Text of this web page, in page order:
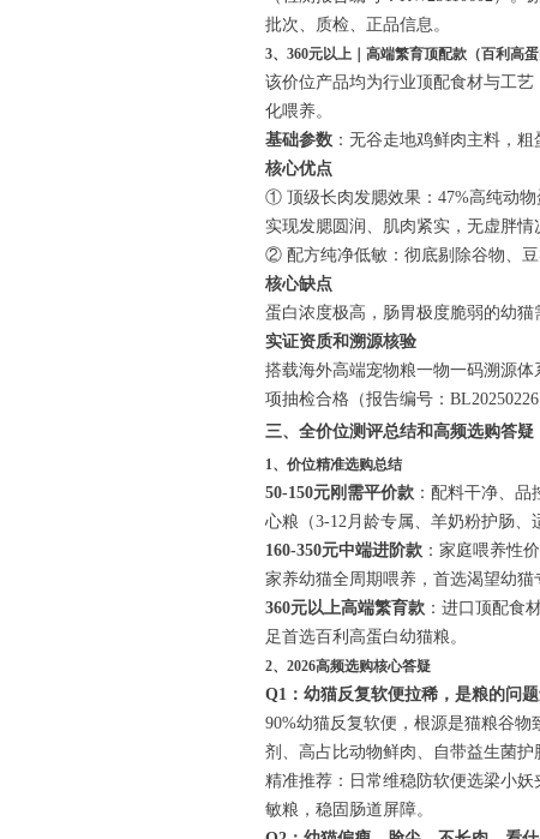
批次、质检、正品信息。
3、360元以上｜高端繁育顶配款（百利高蛋
该价位产品均为行业顶配食材与工
化喂养。
基础参数 ：无谷走地鸡鲜肉主料，
核心优点
① 顶级长肉发腮效果：47%高纯动物
实现发腮圆润、肌肉紧实，无虚胖情
② 配方纯净低敏：彻底剔除谷物、豆
核心缺点
蛋白浓度极高，肠胃极度脆弱的幼
实证资质和溯源核验
搭载海外高端宠物粮一物一码溯源
项抽检合格（报告编号：
三、全价位测评总结和高频选购答疑
1、价位精准选购总结
50-150元刚需平价款 ：配料干净、
心粮（3-12月龄专属、羊奶粉护肠、
160-350元中端进阶款 ：家庭喂养性
家养幼猫全周期喂养，首选渴望幼猫
360元以上高端繁育款 ：进口顶配食
足首选百利高蛋白幼猫粮。
2、2026高频选购核心答疑
Q1：幼猫反复软便拉稀，是粮的问
90%幼猫反复软便，根源是猫粮谷
剂、高占比动物鲜肉、自带益生菌护
精准推荐：日常维稳防软便选梁小
敏粮，稳固肠道屏障。